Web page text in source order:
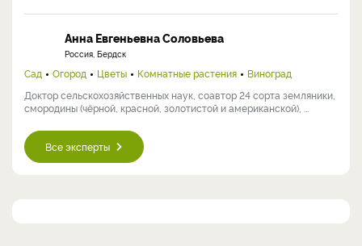
Анна Евгеньевна Соловьева
Россия, Бердск
Сад Огород Цветы Комнатные растения
Виноград
Доктор сельскохозяйственных наук, соавтор 24 сорта земляники,
смородины (чёрной, красной, золотистой и американской), ...
Все эксперты